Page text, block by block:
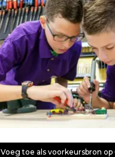
Voeg toe als voorkeursbron op